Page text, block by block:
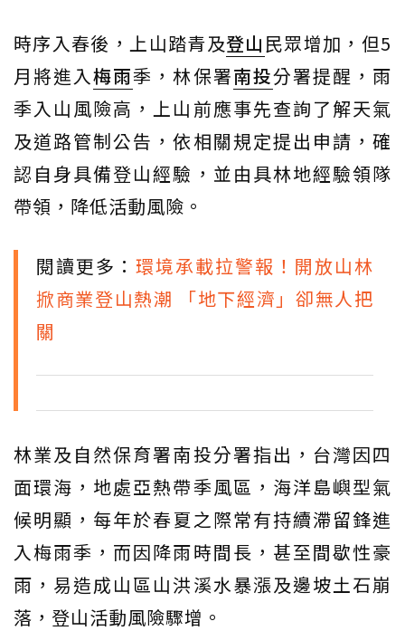
時序入春後，上山踏青及登山 民眾增加，但5
月將進入梅雨季，林保署南投分署提醒，雨
季入山風險高，上山前應事先查詢了解天氣
及道路管制公告，依相關規定提出申請，確
認自身具備登山經驗，並由具林地經驗領隊
帶領，降低活動風險。
閱讀更多： 環境承載拉警報！開放山林
掀商業登山熱潮 「地下經濟」卻無人把
關
林業及自然保育署南投分署指出，台灣因四
面環海，地處亞熱帶季風區，海洋島嶼型氣
候明顯，每年於春夏之際常有持續滯留鋒進
入梅雨季，而因降雨時間長，甚至間歇性豪
雨，易造成山區山洪溪水暴漲及邊坡土石崩
落，登山活動風險驟增。